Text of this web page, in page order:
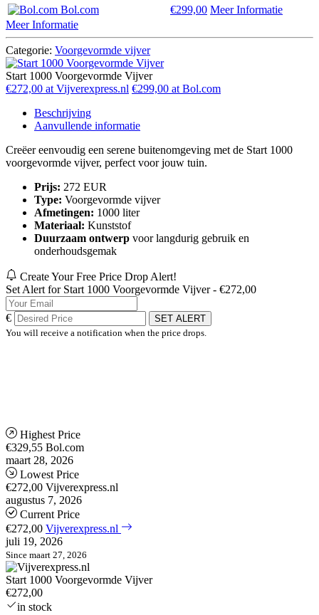
Bol.com €299,00 Meer Informatie
Meer Informatie
Categorie: Voorgevormde vijver
Start 1000 Voorgevormde Vijver
€272,00 at Vijverexpress.nl €299,00 at Bol.com
Beschrijving
Aanvullende informatie
Creëer eenvoudig een serene buitenomgeving met de Start 1000
voorgevormde vijver, perfect voor jouw tuin.
Prijs: 272 EUR
Type: Voorgevormde vijver
Afmetingen: 1000 liter
Materiaal: Kunststof
Duurzaam ontwerp voor langdurig gebruik en
onderhoudsgemak
Create Your Free Price Drop Alert!
Set Alert for Start 1000 Voorgevormde Vijver - €272,00
€
SET ALERT
You will receive a notification when the price drops.
Highest Price
€329,55 Bol.com
maart 28, 2026
Lowest Price
€272,00 Vijverexpress.nl
augustus 7, 2026
Current Price
€272,00 Vijverexpress.nl
juli 19, 2026
Since maart 27, 2026
Start 1000 Voorgevormde Vijver
€272,00
in stock